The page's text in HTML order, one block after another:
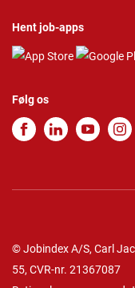
Hent job-apps
Følg os
© Jobindex A/S, Carl
55, CVR-nr. 21367087